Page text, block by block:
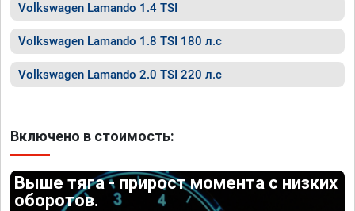
Volkswagen Lamando 1.4 TSI
Volkswagen Lamando 1.8 TSI 180 л.с
Volkswagen Lamando 2.0 TSI 220 л.с
Включено в стоимость:
Выше тяга - прирост момента с низких
оборотов.